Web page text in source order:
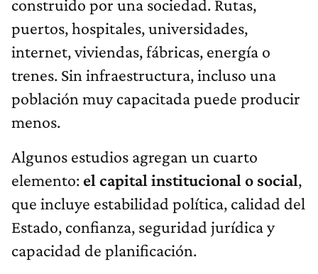
construido por una sociedad. Rutas,
puertos, hospitales, universidades,
internet, viviendas, fábricas, energía o
trenes. Sin infraestructura, incluso una
población muy capacitada puede producir
menos.
Algunos estudios agregan un cuarto
elemento: el capital institucional o social,
que incluye estabilidad política, calidad del
Estado, confianza, seguridad jurídica y
capacidad de planificación.